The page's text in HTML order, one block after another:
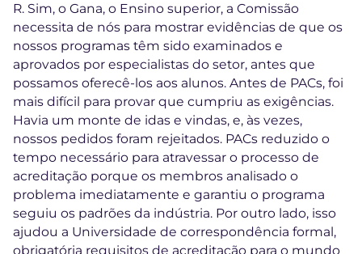
R. Sim, o Gana, o Ensino superior, a Comissão
necessita de nós para mostrar evidências de que os
nossos programas têm sido examinados e
aprovados por especialistas do setor, antes que
possamos oferecê-los aos alunos. Antes de PACs, foi
mais difícil para provar que cumpriu as exigências.
Havia um monte de idas e vindas, e, às vezes,
nossos pedidos foram rejeitados. PACs reduzido o
tempo necessário para atravessar o processo de
acreditação porque os membros analisado o
problema imediatamente e garantiu o programa
seguiu os padrões da indústria. Por outro lado, isso
ajudou a Universidade de correspondência formal,
obrigatória requisitos de acreditação para o mundo